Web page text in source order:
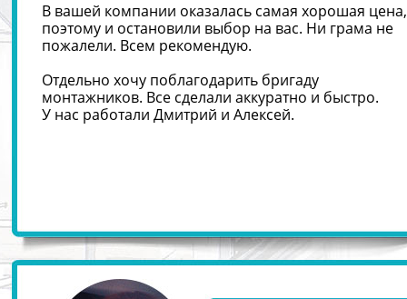
В вашей компании оказалась самая хорошая цена,
поэтому и остановили выбор на вас. Ни грама не
пожалели. Всем рекомендую.
Отдельно хочу поблагодарить бригаду
монтажников. Все сделали аккуратно и быстро.
У нас работали Дмитрий и Алексей.